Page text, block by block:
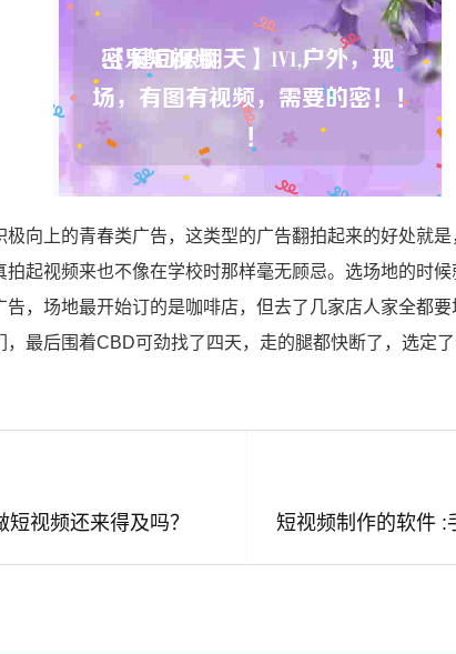
向上的青春类广告，这类型的广告翻拍起来的好处就
起视频来也不像在学校时那样毫无顾忌。选场地的时候
，场地最开始订的是咖啡店，但去了几家店人家全都
最后围着CBD可劲找了四天，走的腿都快断了，选定
视频还来得及吗？